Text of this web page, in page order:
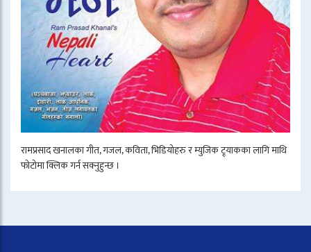
रामप्रसाद खनालका गीत, गजल, कविता, भिडियोहरु र म्युजिक ट्र्याकका लागि माथि
फोटोमा क्लिक गर्न सक्नुहुन्छ ।